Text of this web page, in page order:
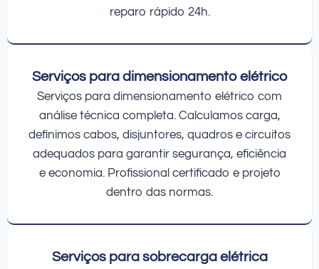
reparo rápido 24h.
Serviços para dimensionamento elétrico
Serviços para dimensionamento elétrico com
análise técnica completa. Calculamos carga,
definimos cabos, disjuntores, quadros e circuitos
adequados para garantir segurança, eficiência
e economia. Profissional certificado e projeto
dentro das normas.
Serviços para sobrecarga elétrica